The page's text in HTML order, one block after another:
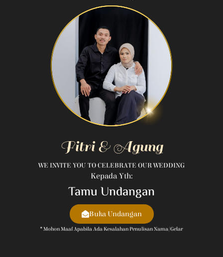
Fitri & Agung
WE INVITE YOU TO CELEBRATE OUR WEDDING
Kepada Yth:
Tamu Undangan
Buka Undangan
* Mohon Maaf Apabila Ada Kesalahan Penulisan Nama/gelar